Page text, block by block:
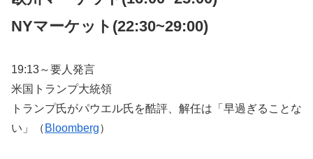
NYマーケット (22:30~29:00)
19:13～要人発言
米国トランプ大統領
トランプ氏がパウエル氏を酷評、解任は「早過ぎることな
い」（ Bloomberg）